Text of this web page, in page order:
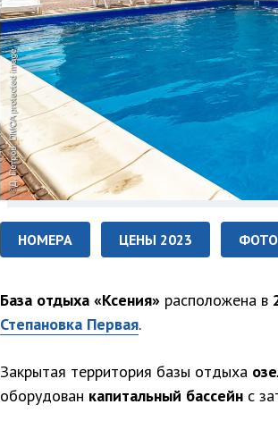
НОМЕРА ЦЕНЫ 2023 ФОТО
База отдыха «Ксения»расположена в
Степановка Первая.
Закрытая территория базы отдыха
оборудован капитальный бассейнс